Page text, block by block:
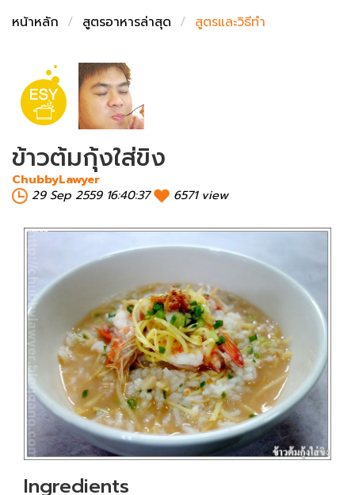
หน้าหลัก
สูตรอาหารล่าสุด สูตรและวิธีทำ
ข้าวต้มกุ้งใส่ขิง
ChubbyLawyer
29 Sep 2559 16:40:37
6571 view
Ingredients